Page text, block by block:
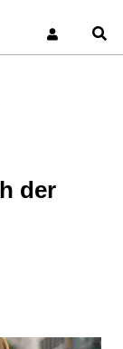
der